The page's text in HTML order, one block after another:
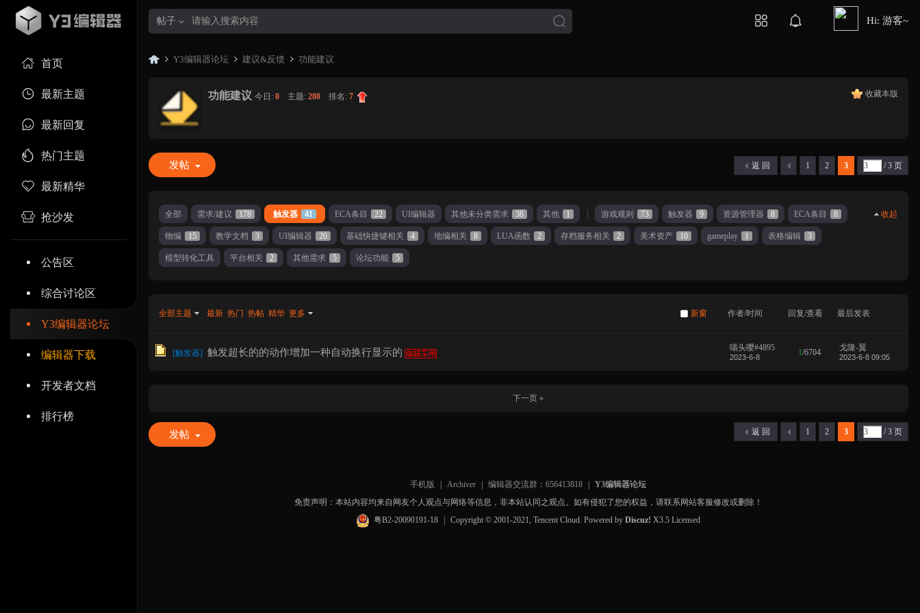
首页
最新主题
最新回复
热门主题
最新精华
抢沙发
公告区
综合讨论区
Y3编辑器论坛
编辑器下载
开发者文档
排行榜
帖子 Hi: 游客~
»
Y3编辑器论坛 建议&反馈 功能建议
收藏本版
功能建议 今日:0 主题:280 排名:7
1 2 3 / 3 页
返 回
发帖
收起
全部 需求/建议 178 触发器 41 ECA条目 22 UI编辑器 其他未分类需求 38 其他 1 游戏规则 73 触发器 9 资源管理器 8 ECA条目 8
物编 15 教学文档 3 UI编辑器 20 基础快捷键相关 4 地编相关 8 LUA函数 2 存档服务相关 2 美术资产 10 gameplay 1 表格编辑 3
模型转化工具 平台相关 2 其他需求 5 论坛功能 5
新窗
全部主题 最新 热门 热帖 精华 更多 作者/时间 回复/查看 最后发表
[触发器] 触发超长的的动作增加一种自动换行显示的 喵头嘤#4895
2023-6-8 1/6704 戈隆-翼
2023-6-8 09:05
下一页 »
1 2 3 / 3 页
返 回
发帖
手机版 Archiver 编辑器交流群：656413818
Y3编辑器论坛
免责声明：本站内容均来自网友个人观点与网络等信息，非本站认同之观点。如有侵犯了您的权益，请联系网站客服修改或删除！
粤B2-20090191-18
Copyright © 2001-2021, Tencent Cloud. Powered byDiscuz! X3.5 Licensed